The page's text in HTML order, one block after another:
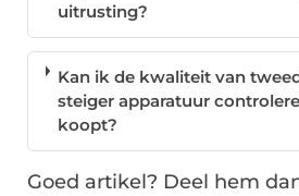
uitrusting?
Kan ik de kwaliteit van
steiger apparatuur
koopt?
Goed artikel? Deel hem